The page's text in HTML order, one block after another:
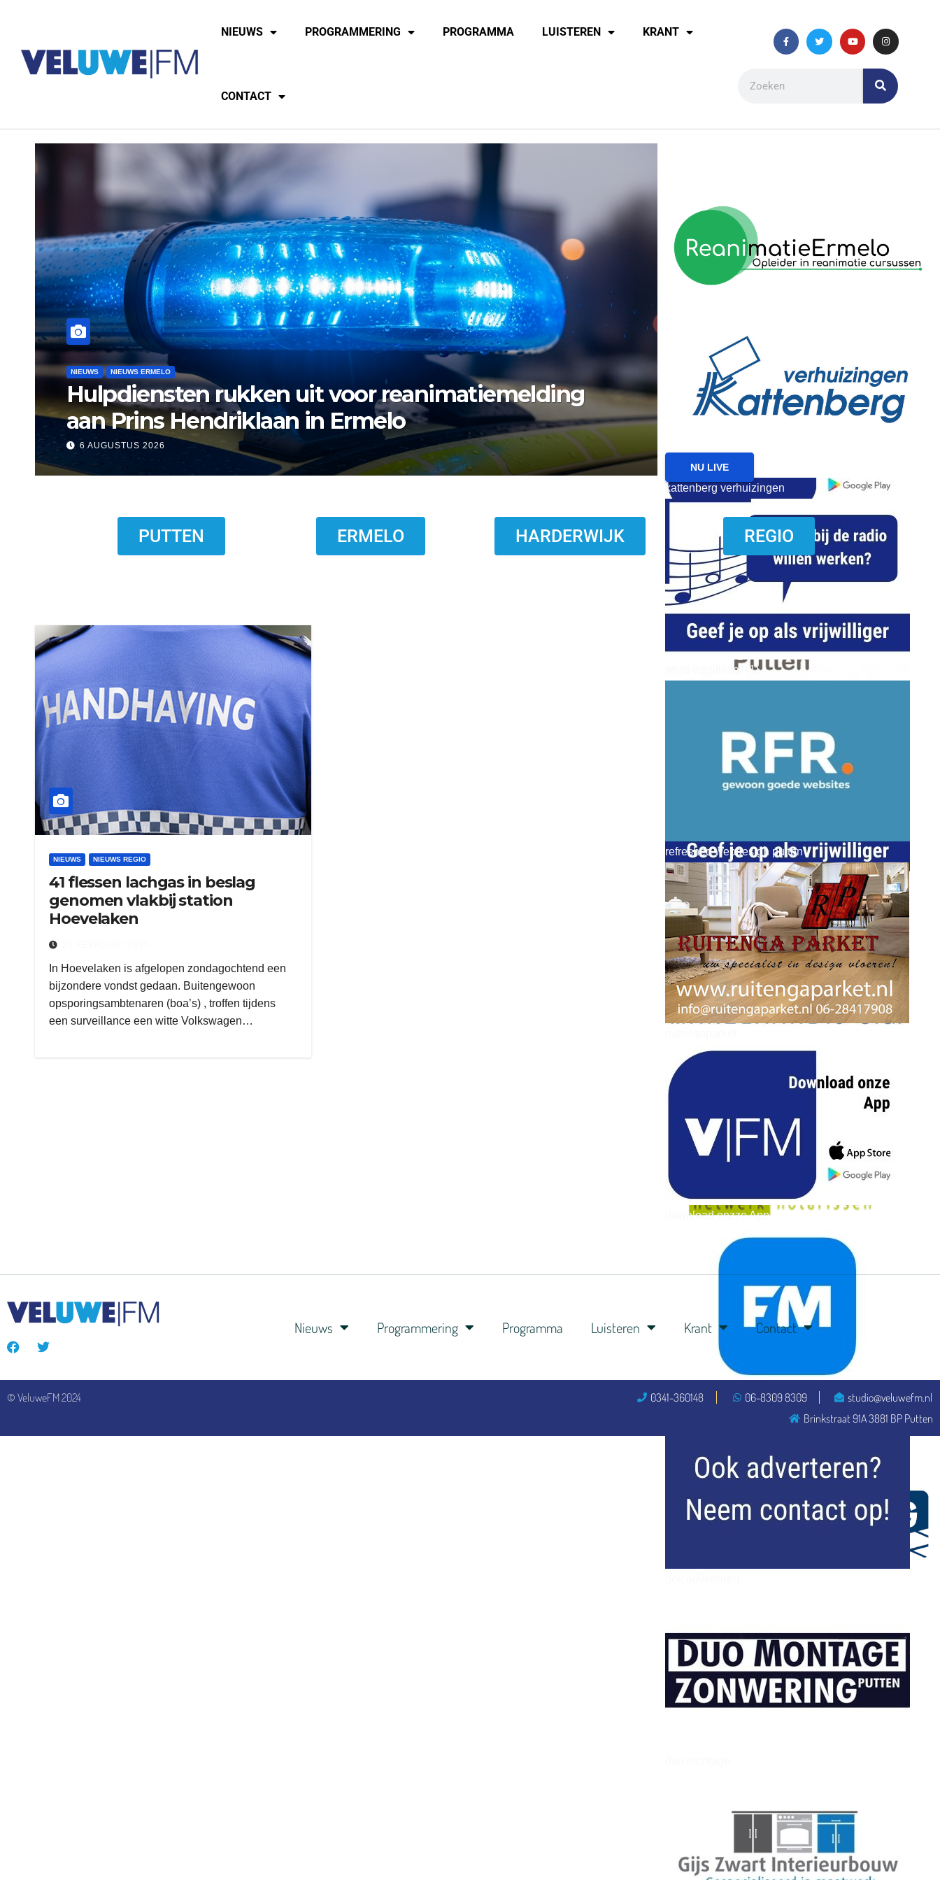
NIEUWS PROGRAMMERING PROGRAMMA LUISTEREN KRANT
CONTACT
NIEUWS NIEUWS ERMELO NIEUWS HARDERWIJK
Museum Het Pakhuis Ermelo zoekt nazaten van
Harderwijkse visser
6 AUGUSTUS 2026
NIEUWS NIEUWS HARDERWIJK
Harderwijk wil lokale
met nieuw
reanimatie ermelo
word vrijwilliger (1)
zielman
delangekortland
kleijer
henkvandeberg
kattenberg verhuizingen
word vrijwilliger (1)
refreshed webdesign putten
download onzze App
flitsmeister
NU LIVE
PUTTEN ERMELO HARDERWIJK REGIO
NIEUWS NIEUWS REGIO
41 flessen lachgas in beslag
genomen vlakbij station
Hoevelaken
In Hoevelaken is afgelopen zondagochtend een
bijzondere vondst gedaan. Buitengewoon
opsporingsambtenaren (boa’s) , troffen tijdens
een surveillance een witte Volkswagen…
Nieuws Programmering Programma Luisteren Krant Contact
© VeluweFM 2024 0341-360148 06-8309 8309
studio@veluwefm.nl
Brinkstraat 91A 3881 BP Putten